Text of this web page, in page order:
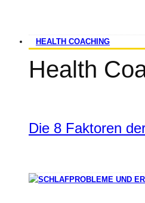
HEALTH COACHING
Health
Die 8 Faktoren